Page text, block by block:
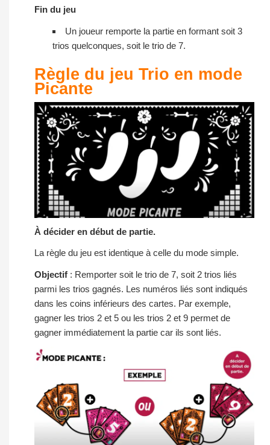
Fin du jeu
Un joueur remporte la partie en formant soit 3
trios quelconques, soit le trio de 7.
Règle du jeu Trio en mode
Picante
À décider en début de partie.
La règle du jeu est identique à celle du mode simple.
Objectif: Remporter soit le trio de 7, soit 2 trios liés
parmi les trios gagnés. Les numéros liés sont indiqués
dans les coins inférieurs des cartes. Par exemple,
gagner les trios 2 et 5 ou les trios 2 et 9 permet de
gagner immédiatement la partie car ils sont liés.